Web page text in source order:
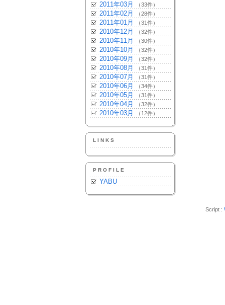
2011年03月 （33件）
2011年02月 （28件）
2011年01月 （31件）
2010年12月 （32件）
2010年11月 （30件）
2010年10月 （32件）
2010年09月 （32件）
2010年08月 （31件）
2010年07月 （31件）
2010年06月 （34件）
2010年05月 （31件）
2010年04月 （32件）
2010年03月 （12件）
LINKS
PROFILE
YABU
Script :